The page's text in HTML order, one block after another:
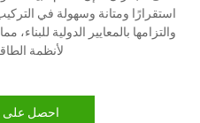
ومتانة وسهولة في التركيب. وتستند
بالمعايير الدولية للبناء، مما يساهم في
لأنظمة الطاقة الشمسية.
احصل على عرض سعر